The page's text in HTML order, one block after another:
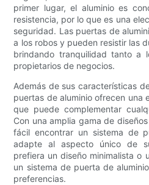
primer lugar, el aluminio es
resistencia, por lo que es una
seguridad. Las puertas de
a los robos y pueden resistir las
brindando tranquilidad tanto a
propietarios de negocios.
Además de sus características
puertas de aluminio ofrecen una
que puede complementar
Con una amplia gama de
fácil encontrar un sistema de
adapte al aspecto único de
prefiera un diseño minimalista o
un sistema de puerta de
preferencias.